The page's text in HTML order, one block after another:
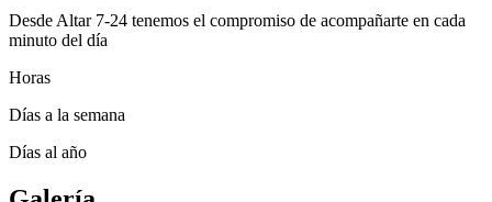
Desde Altar 7-24 tenemos el compromiso de acompañarte en cada
minuto del día
Horas
Días a la semana
Días al año